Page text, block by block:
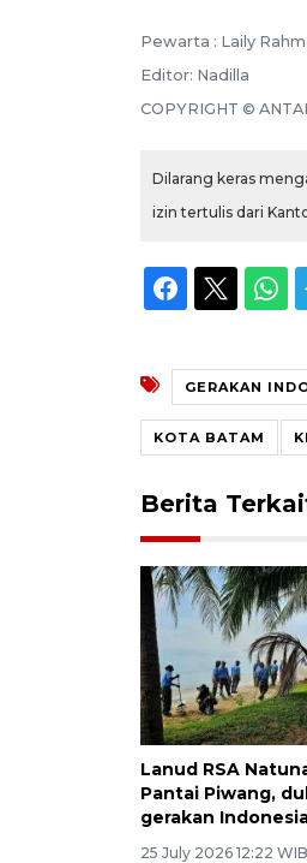
Pewarta : Laily
Editor: Nadilla
COPYRIGHT ©
Dilarang keras
izin tertulis dari
GERAKAN
KOTA BATAM
Berita
Lanud RSA
Pantai Piwang,
gerakan
25 July 2026 12:22 WIB